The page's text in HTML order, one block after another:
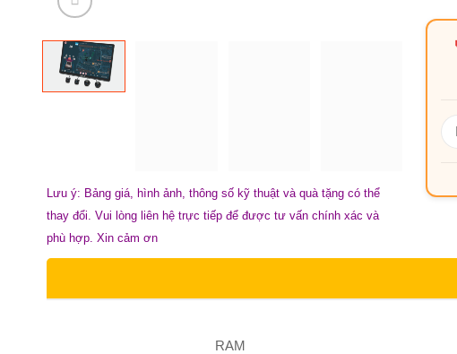
Lưu ý: Bảng giá, hình ảnh, thông số kỹ thuật và quà tặng có thể
thay đổi. Vui lòng liên hệ trực tiếp để được tư vấn chính xác và
phù hợp. Xin cảm ơn
RAM